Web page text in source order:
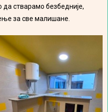
стварамо безбедније,
за све малишане.